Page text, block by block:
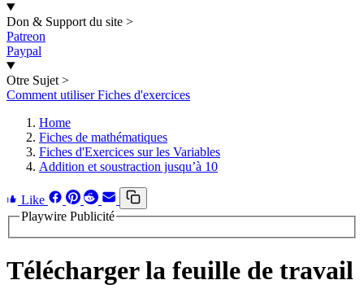
Don & Support du site >
Patreon
Paypal
Otre Sujet >
Comment utiliser Fiches d'exercices
Home
Fiches de mathématiques
Fiches d'Exercices sur les Variables
Addition et soustraction jusqu’à 10
Like
Playwire Publicité
Télécharger la feuille de travail